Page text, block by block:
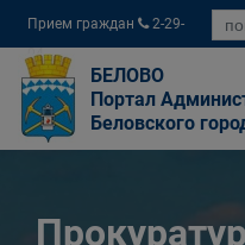
Прием граждан
2-29-
04
БЕЛОВО
Портал
Беловского